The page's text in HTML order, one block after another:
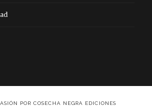
POR COSECHA NEGRA EDICIONES